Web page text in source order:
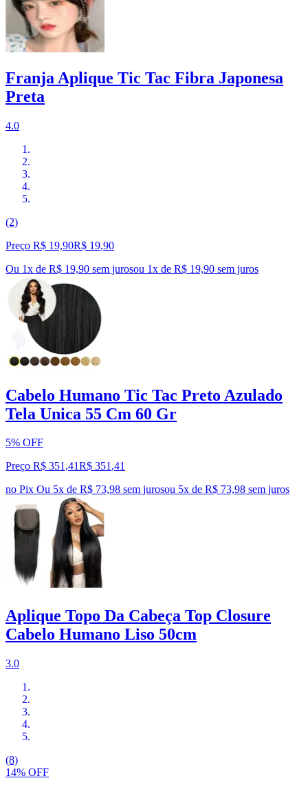
Franja Aplique Tic Tac Fibra Japonesa
Preta
4.0
(2)
Preço R$ 19,90R$ 19,90
Ou 1x de R$ 19,90 sem jurosou 1x de R$ 19,90 sem juros
Cabelo Humano Tic Tac Preto Azulado
Tela Unica 55 Cm 60 Gr
5% OFF
Preço R$ 351,41R$ 351,41
no Pix Ou 5x de R$ 73,98 sem jurosou 5x de R$ 73,98 sem juros
Aplique Topo Da Cabeça Top Closure
Cabelo Humano Liso 50cm
3.0
(8)
14% OFF